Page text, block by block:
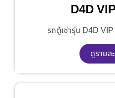
D4D
รถตู้เช่ารุ่น D4D
ดูรายล